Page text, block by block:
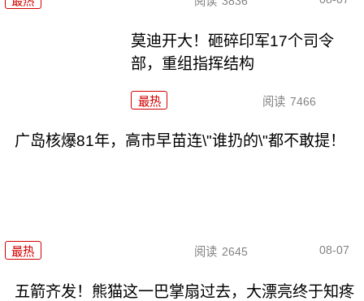
莫迪开大！砸碎印军17个司令
部，重组指挥结构
最热 阅读 7466
广岛核爆81年，高市早苗连\"谁扔的\"都不敢提！
最热 阅读 2645 08-07
五箭齐发！熊猫这一巴掌扇过去，大漂亮终于知疼